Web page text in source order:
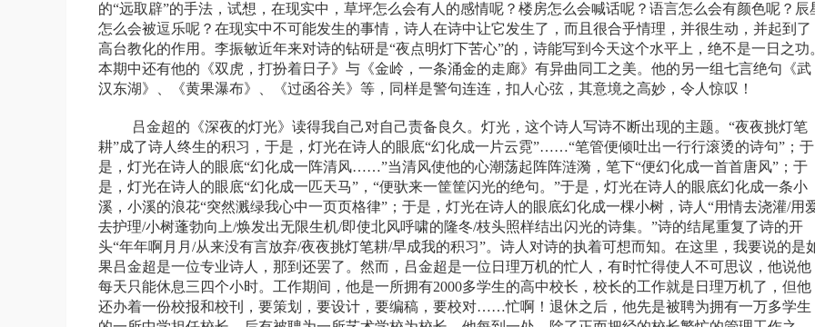
的“远取辟”的手法，试想，在现实中，草坪怎么会有人的感情呢？楼房怎么会喊话呢？语言怎么会有颜色呢？辰
怎么会被逗乐呢？在现实中不可能发生的事情，诗人在诗中让它发生了，而且很合乎情理，并很生动，并起到了
高台教化的作用。李振敏近年来对诗的钻研是“夜点明灯下苦心”的，诗能写到今天这个水平上，绝不是一日之功
本期中还有他的《双虎，打扮着日子》与《金岭，一条涌金的走廊》有异曲同工之美。他的另一组七言绝句《武
汉东湖》、《黄果瀑布》、《过函谷关》等，同样是警句连连，扣人心弦，其意境之高妙，令人惊叹！
吕金超的《深夜的灯光》读得我自己对自己责备良久。灯光，这个诗人写诗不断出现的主题。“夜夜挑灯笔
耕”成了诗人终生的积习，于是，灯光在诗人的眼底“幻化成一片云霓”……“笔管便倾吐出一行行滚烫的诗句”；于
是，灯光在诗人的眼底“幻化成一阵清风……”当清风使他的心潮荡起阵阵涟漪，笔下“便幻化成一首首唐风”；于
是，灯光在诗人的眼底“幻化成一匹天马”，“便驮来一筐筐闪光的绝句。”于是，灯光在诗人的眼底幻化成一条小
溪，小溪的浪花“突然溅绿我心中一页页格律”；于是，灯光在诗人的眼底幻化成一棵小树，诗人“用情去浇灌/用
去护理/小树蓬勃向上/焕发出无限生机/即使北风呼啸的隆冬/枝头照样结出闪光的诗集。”诗的结尾重复了诗的开
头“年年啊月月 /从来没有言放弃/夜夜挑灯笔耕/早成我的积习”。诗人对诗的执着可想而知。在这里，我要说的是
果吕金超是一位专业诗人，那到还罢了。然而，吕金超是一位日理万机的忙人，有时忙得使人不可思议，他说他
每天只能休息三四个小时。工作期间，他是一所拥有2000多学生的高中校长，校长的工作就是日理万机了，但他
还办着一份校报和校刊，要策划，要设计，要编稿，要校对……忙啊！退休之后，他先是被聘为拥有一万多学生